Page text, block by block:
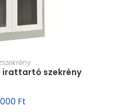
irattartó szekrény
Ft